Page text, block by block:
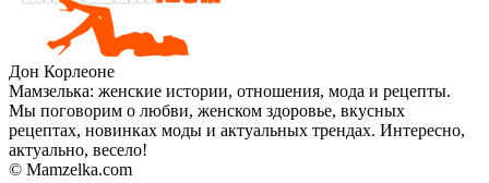
Дон Корлеоне
Мамзелька: женские истории, отношения, мода и рецепты.
Мы поговорим о любви, женском здоровье, вкусных
рецептах, новинках моды и актуальных трендах. Интересно,
актуально, весело!
© Mamzelka.com